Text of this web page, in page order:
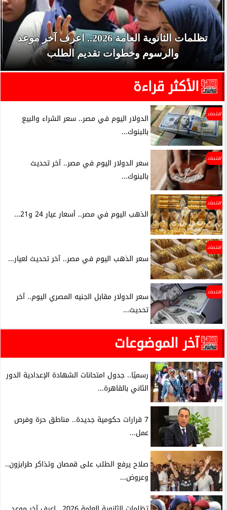
تظلمات الثانوية العامة 2026.. اعرف آخر موعد
والرسوم وخطوات تقديم الطلب
الأكثر قراءة
اقتصاد
الدولار اليوم في مصر.. سعر الشراء والبيع
بالبنوك...
اقتصاد
سعر الدولار اليوم في مصر.. آخر تحديث
بالبنوك...
اقتصاد
الذهب اليوم في مصر.. أسعار عيار 24 و21...
اقتصاد
سعر الذهب اليوم في مصر.. آخر تحديث لعيار...
اقتصاد
سعر الدولار مقابل الجنيه المصري اليوم.. آخر
تحديث...
آخر الموضوعات
رسميًا.. جدول امتحانات الشهادة الإعدادية الدور
الثاني بالقاهرة...
7 قرارات حكومية جديدة.. مناطق حرة وفرص
عمل...
صلاح يرفع الطلب على قمصان وتذاكر طرابزون..
وعروض...